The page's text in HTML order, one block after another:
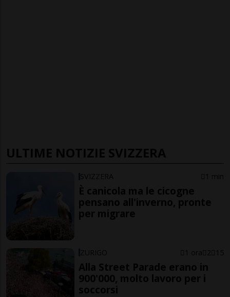
ULTIME NOTIZIE SVIZZERA
SVIZZERA 1 min
È canicola ma le cicogne
pensano all'inverno, pronte
per migrare
ZURIGO 1 ora 2 15
Alla Street Parade erano in
900'000, molto lavoro per i
soccorsi